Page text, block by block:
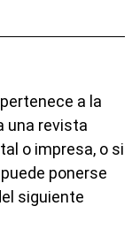
a la
una revista
o impresa, o si
ponerse
siguiente